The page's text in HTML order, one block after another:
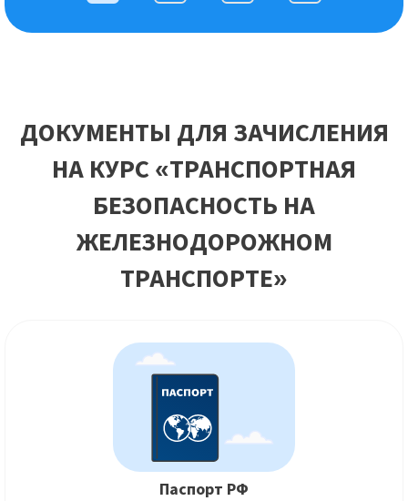
ДОКУМЕНТЫ ДЛЯ ЗАЧИСЛЕНИЯ
НА КУРС «ТРАНСПОРТНАЯ
БЕЗОПАСНОСТЬ НА
ЖЕЛЕЗНОДОРОЖНОМ
ТРАНСПОРТЕ»
Паспорт РФ